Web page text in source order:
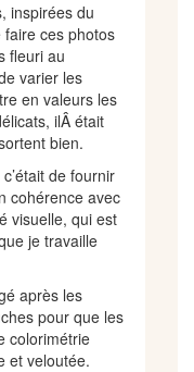
inspirées du
ces photos
fleuri au
varier les
en valeurs les
ilÂ était
bien.
de fournir
cohérence avec
visuelle, qui est
je travaille
après les
pour que les
colorimétrie
et veloutée.